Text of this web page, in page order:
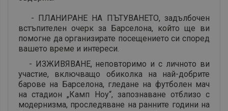
- ПЛАНИРАНЕ НА ПЪТУВАНЕТО, задълбочен
встъпителен очерк за Барселона, който ще ви
помогне да организирате посещението си според
вашето време и интереси.
- ИЗЖИВЯВАНЕ, неповторимо и с личното ви
участие, включващо обиколка на най-добрите
барове на Барселона, гледане на футболен мач
на стадион „Камп Ноу“, запознаване отблизо с
модернизма, проследяване на ранните години на